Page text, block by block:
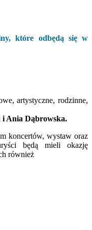
które odbędą się w
artystyczne, rodzinne,
i Ania Dąbrowska.
koncertów, wystaw oraz
będą mieli okazję
również